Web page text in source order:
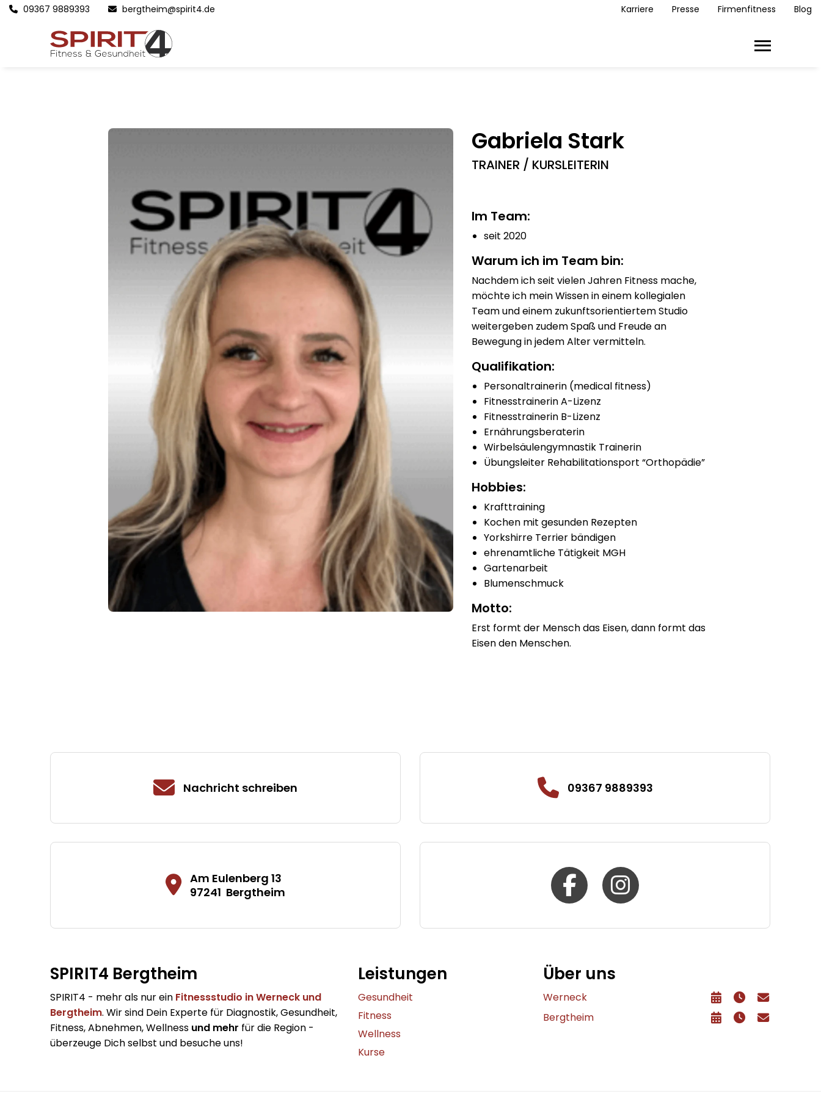
09367 9889393 bergtheim@spirit4.de Karriere Presse Firmenfitness Blog
Toggle main
Gabriela Stark
TRAINER / KURSLEITERIN
Im Team:
seit 2020
Warum ich im Team bin:
Nachdem ich seit vielen Jahren Fitness mache,
möchte ich mein Wissen in einem kollegialen
Team und einem zukunftsorientiertem Studio
weitergeben zudem Spaß und Freude an
Bewegung in jedem Alter vermitteln.
Qualifikation:
Personaltrainerin (medical fitness)
Fitnesstrainerin A-Lizenz
Fitnesstrainerin B-Lizenz
Ernährungsberaterin
Wirbelsäulengymnastik Trainerin
Übungsleiter Rehabilitationsport “Orthopädie”
Hobbies:
Krafttraining
Kochen mit gesunden Rezepten
Yorkshirre Terrier bändigen
ehrenamtliche Tätigkeit MGH
Gartenarbeit
Blumenschmuck
Motto:
Erst formt der Mensch das Eisen, dann formt das
Eisen den Menschen.
Nachricht schreiben 09367 9889393
Am Eulenberg 13
97241 Bergtheim
SPIRIT4 Bergtheim
SPIRIT4 - mehr als nur ein Fitnessstudio in Werneck und
Bergtheim. Wir sind Dein Experte für Diagnostik, Gesundheit,
Fitness, Abnehmen, Wellness und mehr für die Region -
überzeuge Dich selbst und besuche uns!
Leistungen
Gesundheit
Fitness
Wellness
Kurse
Über uns
Werneck
Bergtheim